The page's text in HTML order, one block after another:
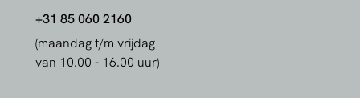
+31 85 060 2160
(maandag t/m vrijdag
van 10.00 - 16.00 uur)